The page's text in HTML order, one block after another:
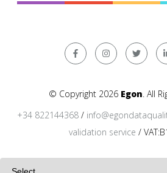
© Copyright 2026 Egon. All
+34 822144368 /
validation service /